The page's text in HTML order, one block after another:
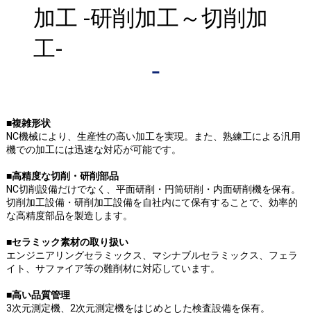
加工 -研削加工～切削加
工-
■複雑形状
NC機械により、生産性の高い加工を実現。また、熟練工による汎用
機での加工には迅速な対応が可能です。
■高精度な切削・研削部品
NC切削設備だけでなく、平面研削・円筒研削・内面研削機を保有。
切削加工設備・研削加工設備を自社内にて保有することで、効率的
な高精度部品を製造します。
■セラミック素材の取り扱い
エンジニアリングセラミックス、マシナブルセラミックス、フェラ
イト、サファイア等の難削材に対応しています。
■高い品質管理
3次元測定機、2次元測定機をはじめとした検査設備を保有。